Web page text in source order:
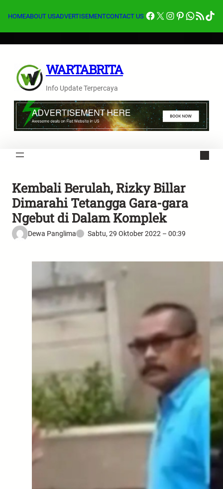
HOMEABOUT USADVERTISEMENTCONTACT US Facebook
X Instagram
Pinterest
Feed RSS
WARTABRITA
Info Update Terpercaya
Kembali Berulah, Rizky Billar
Dimarahi Tetangga Gara-gara
Ngebut di Dalam Komplek
Dewa Panglima Sabtu, 29 Oktober 2022 – 00:39